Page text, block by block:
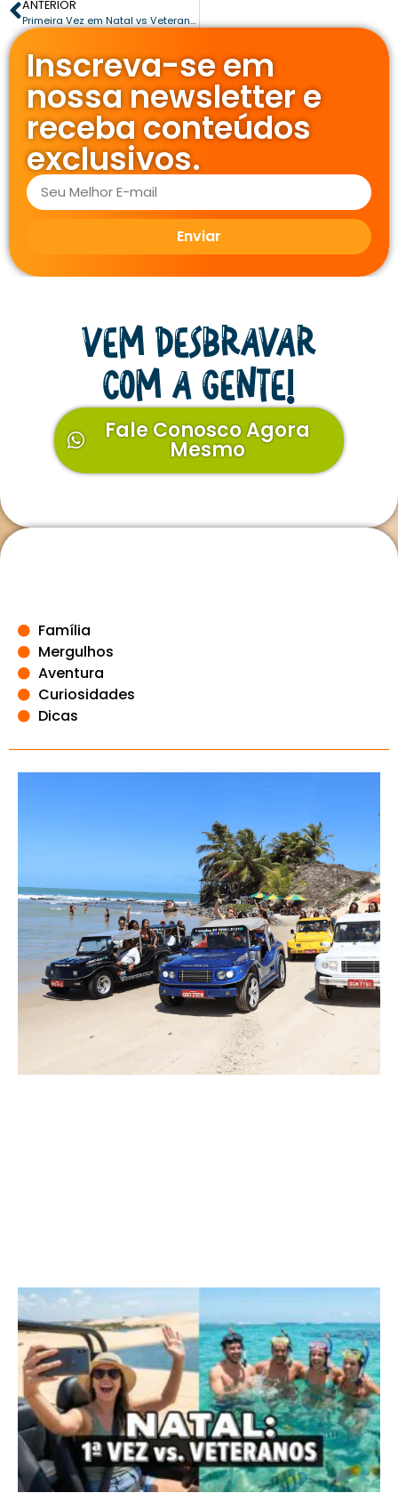
ANTERIOR
Primeira Vez em Natal vs Veteranos: Os Passeios Obrigatórios e os que Queremos Repetir Sempre
Inscreva-se em
nossa newsletter e
receba conteúdos
exclusivos.
Enviar
Vem desbravar
com a gente!
Fale Conosco Agora
Mesmo
Família
Mergulhos
Aventura
Curiosidades
Dicas